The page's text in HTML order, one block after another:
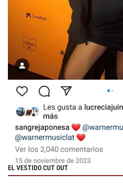
EL VESTIDO CUT OUT